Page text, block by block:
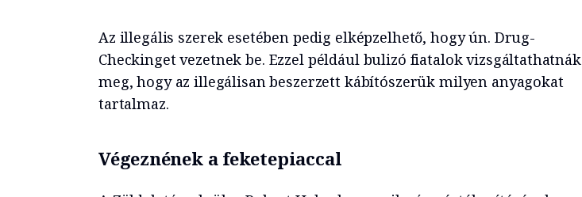
Az illegális szerek esetében pedig elképzelhető, hogy ún. Drug-
Checkinget vezetnek be. Ezzel például bulizó fiatalok vizsgáltathatnák
meg, hogy az illegálisan beszerzett kábítószerük milyen anyagokat
tartalmaz.
Végeznének a feketepiaccal